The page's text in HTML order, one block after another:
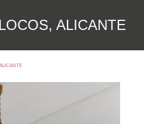
ALICANTE